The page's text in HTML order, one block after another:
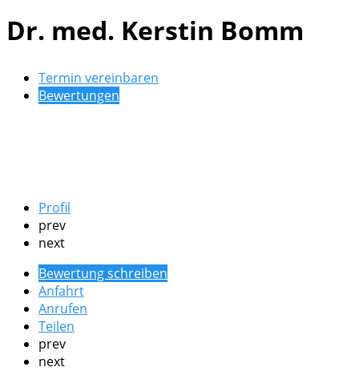
Dr. med. Kerstin Bomm
Termin vereinbaren
Bewertungen
Profil
prev
next
Bewertung schreiben
Anfahrt
Anrufen
Teilen
prev
next